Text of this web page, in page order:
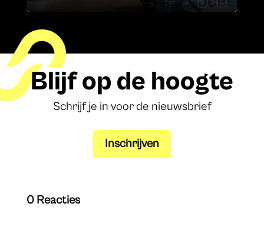
Blijf op de hoogte
Schrijf je in voor de nieuwsbrief
Inschrijven
0 Reacties